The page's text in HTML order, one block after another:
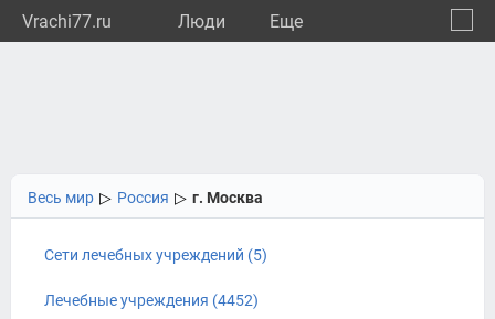
Vrachi77.ru Люди Eще
Весь мир ▷ Россия ▷ г. Москва
Сети лечебных учреждений (5)
Лечебные учреждения (4452)